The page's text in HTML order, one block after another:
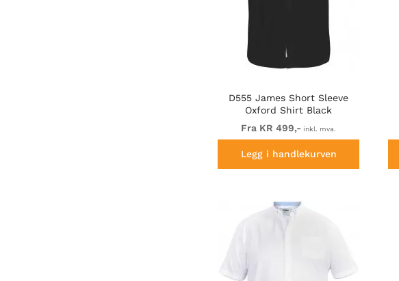
D555 James Short Sleeve
Oxford Shirt Black
Fra KR 499,- inkl. mva.
Legg i handlekurven